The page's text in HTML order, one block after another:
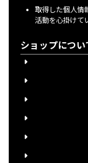
取得した個人情
活動を心掛けて
ショップについ